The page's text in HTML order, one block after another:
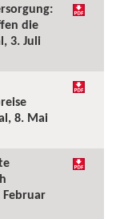
die
3. Juli
8. Mai